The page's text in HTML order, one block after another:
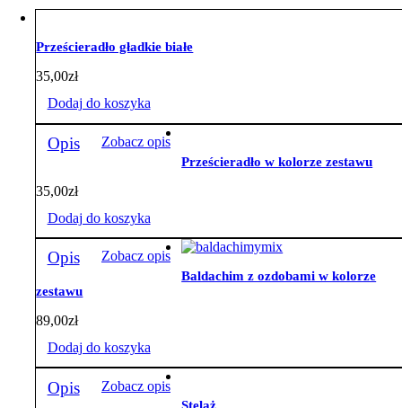
Prześcieradło gładkie białe
35,00zł
Dodaj do koszyka
Opis Zobacz opis
Prześcieradło w kolorze zestawu
35,00zł
Dodaj do koszyka
Opis Zobacz opis
Baldachim z ozdobami w kolorze
zestawu
89,00zł
Dodaj do koszyka
Opis Zobacz opis